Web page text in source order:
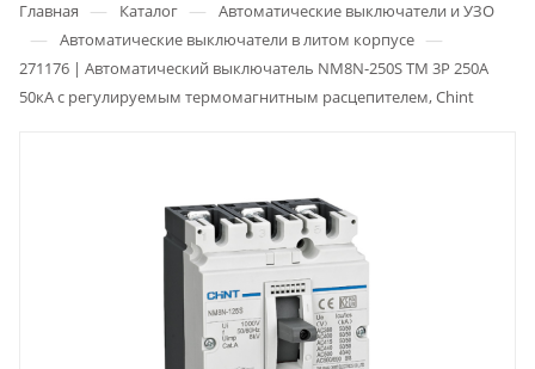
Главная — Каталог — Автоматические выключатели и УЗО
— Автоматические выключатели в литом корпусе —
271176 | Автоматический выключатель NM8N-250S TM 3P 250А
50кА с регулируемым термомагнитным расцепителем, Chint